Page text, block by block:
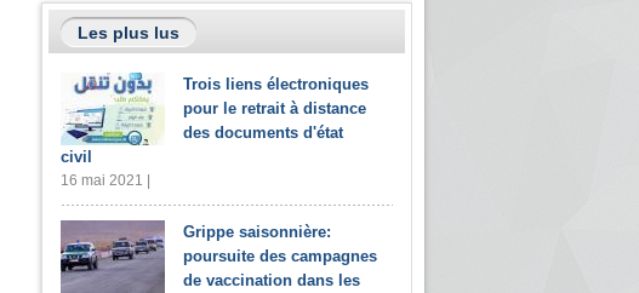
Les plus lus
Trois liens électroniques
pour le retrait à distance
des documents d'état
civil
16 mai 2021 |
Grippe saisonnière:
poursuite des campagnes
de vaccination dans les